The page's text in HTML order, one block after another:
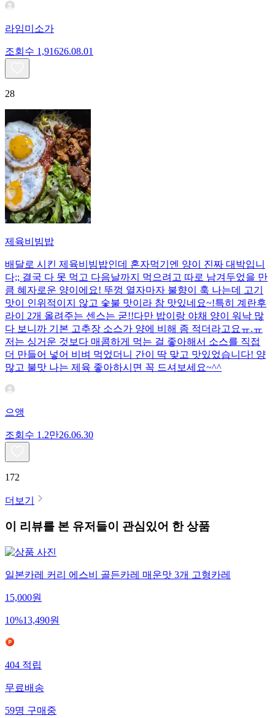
라임미소가
조회수 1,91626.08.01
28
제육비빔밥
배달로 시킨 제육비빔밥인데 혼자먹기엔 양이 진짜 대박입니
다;; 결국 다 못 먹고 다음날까지 먹으려고 따로 남겨두었을 만
큼 혜자로운 양이에요! 뚜껑 열자마자 불향이 훅 나는데 고기
맛이 인위적이지 않고 숯불 맛이라 참 맛있네요~!특히 계란후
라이 2개 올려주는 센스는 굳!! ​다만 밥이랑 야채 양이 워낙 많
다 보니까 기본 고추장 소스가 양에 비해 좀 적더라고요ㅠ.ㅠ
저는 싱거운 것보다 매콤하게 먹는 걸 좋아해서 소스를 직접
더 만들어 넣어 비벼 먹었더니 간이 딱 맞고 맛있었습니다! 양
많고 불맛 나는 제육 좋아하시면 꼭 드셔보세요~^^
으앵
조회수 1.2만26.06.30
172
더보기
이 리뷰를 본 유저들이 관심있어 한 상품
일본카레 커리 에스비 골든카레 매운맛 3개 고형카레
15,000원
10%13,490원
404 적립
무료배송
59명 구매중